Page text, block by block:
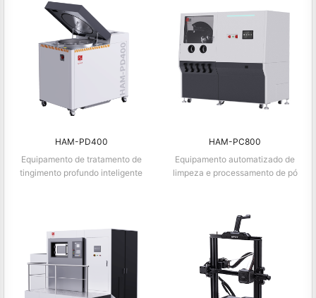
HAM-PD400
Equipamento de tratamento de
tingimento profundo inteligente
HAM-PC800
Equipamento automatizado de
limpeza e processamento de pó